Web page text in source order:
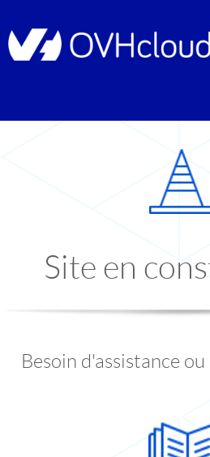
Site en
Besoin d'assistance